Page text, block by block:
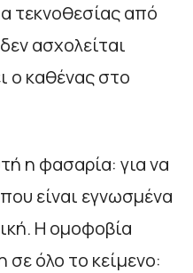
τεκνοθεσίας από
ασχολείται
ο καθένας στο
η φασαρία: για να
είναι εγνωσμένα
Η ομοφοβία
σε όλο το κείμενο: